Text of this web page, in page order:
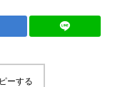
ーする